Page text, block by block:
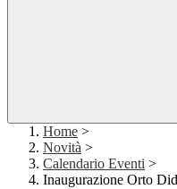
Home >
Novità >
Calendario Eventi >
Inaugurazione Orto